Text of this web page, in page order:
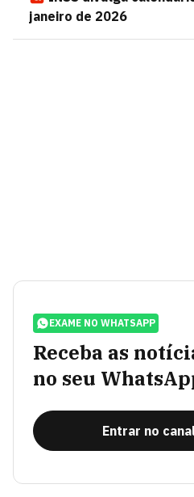
janeiro de 2026
EXAME NO WHATSAPP
Receba as
no seu
Entrar no